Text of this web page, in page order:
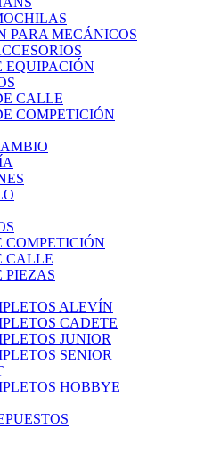
PARA MECÁNICOS
EQUIPACIÓN
CALLE
COMPETICIÓN
COMPETICIÓN
CALLE
PIEZAS
ALEVÍN
CADETE
JUNIOR
SENIOR
HOBBYE